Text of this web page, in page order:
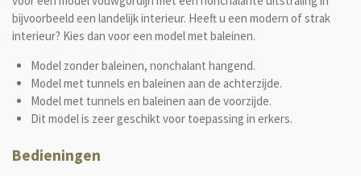
bijvoorbeeld een landelijk interieur. Heeft u een modern of strak
interieur? Kies dan voor een model met baleinen.
Model zonder baleinen, nonchalant hangend.
Model met tunnels en baleinen aan de achterzijde.
Model met tunnels en baleinen aan de voorzijde.
Dit model is zeer geschikt voor toepassing in erkers.
Bedieningen